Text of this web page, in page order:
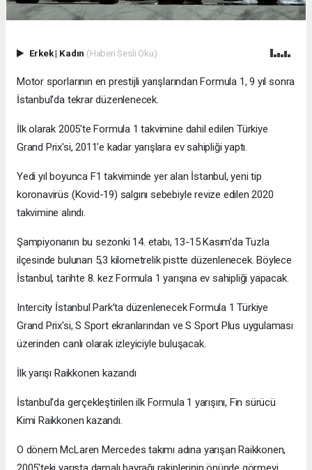
Erkek| Kadın (Haberi Sesli Oku)
Motor sporlarının en prestijli yarışlarından Formula 1, 9 yıl sonra
İstanbul'da tekrar düzenlenecek.
İlk olarak 2005'te Formula 1 takvimine dahil edilen Türkiye
Grand Prix'si, 2011'e kadar yarışlara ev sahipliği yaptı.
Yedi yıl boyunca F1 takviminde yer alan İstanbul, yeni tip
koronavirüs (Kovid-19) salgını sebebiyle revize edilen 2020
takvimine alındı.
Şampiyonanın bu sezonki 14. etabı, 13-15 Kasım'da Tuzla
ilçesinde bulunan 5,3 kilometrelik pistte düzenlenecek. Böylece
İstanbul, tarihte 8. kez Formula 1 yarışına ev sahipliği yapacak.
Intercity İstanbul Park’ta düzenlenecek Formula 1 Türkiye
Grand Prix'si, S Sport ekranlarından ve S Sport Plus uygulaması
üzerinden canlı olarak izleyiciyle buluşacak.
İlk yarışı Raikkonen kazandı
İstanbul'da gerçekleştirilen ilk Formula 1 yarışını, Fin sürücü
Kimi Raikkonen kazandı.
O dönem McLaren Mercedes takımı adına yarışan Raikkonen,